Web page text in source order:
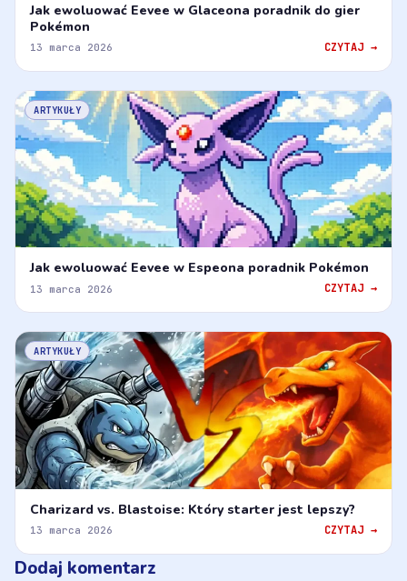
Jak ewoluować Eevee w Glaceona poradnik do gier
Pokémon
13 marca 2026 CZYTAJ →
ARTYKUŁY
Jak ewoluować Eevee w Espeona poradnik Pokémon
13 marca 2026 CZYTAJ →
ARTYKUŁY
Charizard vs. Blastoise: Który starter jest lepszy?
13 marca 2026 CZYTAJ →
Dodaj komentarz